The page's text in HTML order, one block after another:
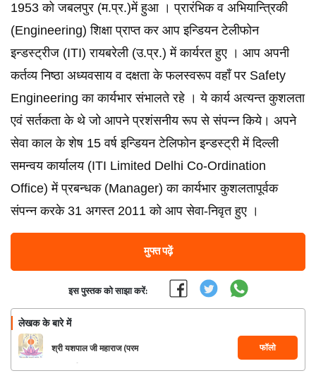
1953 को जबलपुर (म.प्र.)में हुआ । प्रारंभिक व अभियान्त्रिकी
(Engineering) शिक्षा प्राप्त कर आप इन्डियन टेलीफोन
इन्डस्ट्रीज (ITI) रायबरेली (उ.प्र.) में कार्यरत हुए । आप अपनी
कर्तव्य निष्ठा अध्यवसाय व दक्षता के फलस्वरूप वहाँ पर Safety
Engineering का कार्यभार संभालते रहे । ये कार्य अत्यन्त कुशलता
एवं सर्तकता के थे जो आपने प्रशंसनीय रूप से संपन्न किये। अपने
सेवा काल के शेष 15 वर्ष इन्डियन टेलिफोन इन्डस्ट्री में दिल्ली
समन्वय कार्यालय (ITI Limited Delhi Co-Ordination
Office) में प्रबन्धक (Manager) का कार्यभार कुशलतापूर्वक
संपन्न करके 31 अगस्त 2011 को आप सेवा-निवृत हुए ।
मुफ्त पढ़ें
इस पुस्तक को साझा करें:
लेखक के बारे में
श्री यशपाल जी महाराज (परम
पूज्य भाई साहब जी)
फॉलो